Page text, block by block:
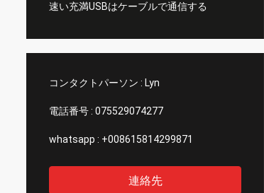
速い充満USBはケーブルで通信する
コンタクトパーソン : Lyn
電話番号 : 075529074277
whatsapp : +008615814299871
連絡先